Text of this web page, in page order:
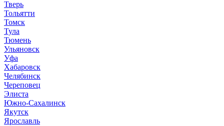
Тверь
Тольятти
Томск
Тула
Тюмень
Ульяновск
Уфа
Хабаровск
Челябинск
Череповец
Элиста
Южно-Сахалинск
Якутск
Ярославль